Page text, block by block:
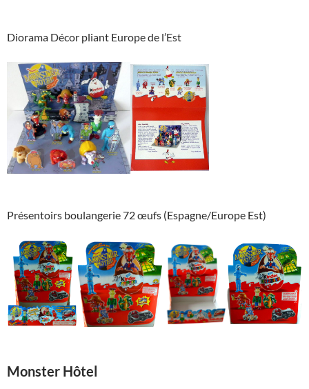
Diorama Décor pliant Europe de l’Est
Présentoirs boulangerie 72 œufs (Espagne/Europe Est)
Monster Hôtel